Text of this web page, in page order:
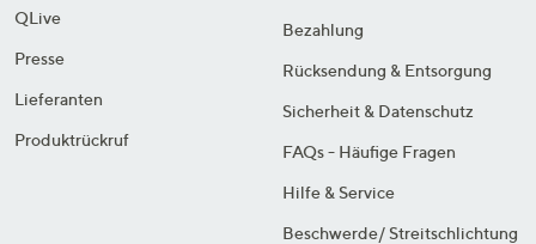
QLive
Presse
Lieferanten
Produktrückruf
Bezahlung
Rücksendung & Entsorgung
Sicherheit & Datenschutz
FAQs - Häufige Fragen
Hilfe & Service
Beschwerde/ Streitschlichtung